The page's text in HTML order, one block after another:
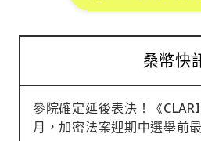
桑幣快
參院確定延後表決！《
月，加密法案迎期中選舉前